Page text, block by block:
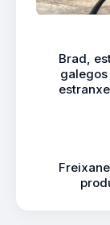
Brad,